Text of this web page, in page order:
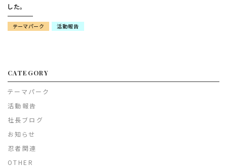
した。
テーマパーク 活動報告
CATEGORY
テーマパーク
活動報告
社長ブログ
お知らせ
忍者関連
OTHER